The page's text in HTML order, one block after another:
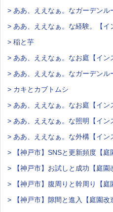
> ああ、ええなぁ。なガーデンル
> ああ、ええなぁ。な経験。【イ
> 稲と芋
> ああ、ええなぁ。なお庭【イン
> ああ、ええなぁ。なガーデンル
> カキとカブトムシ
> ああ、ええなぁ。なお庭【イン
> ああ、ええなぁ。な照明【イン
> ああ、ええなぁ。な外構【イン
> 【神戸市】SNSと更新頻度【庭
> 【神戸市】お試しと成功【庭園
> 【神戸市】腹周りと幹周り【庭
> 【神戸市】隙間と進入【庭園改